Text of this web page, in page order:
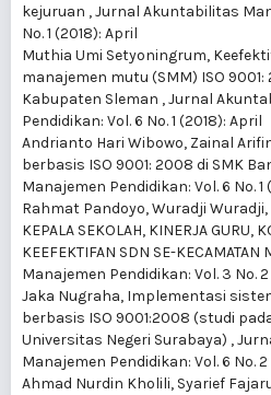
kejuruan ,Jurnal Akuntabilitas
No. 1 (2018): April
Muthia Umi Setyoningrum,
manajemen mutu (SMM) ISO 9001:
Kabupaten Sleman ,Jurnal
Pendidikan: Vol. 6 No. 1 (2018): April
Andrianto Hari Wibowo, Zainal
berbasis ISO 9001: 2008 di SMK
Manajemen Pendidikan: Vol. 6 No. 1
Rahmat Pandoyo, Wuradji Wuradji,
KEPALA SEKOLAH, KINERJA GURU,
KEEFEKTIFAN SDN SE-KECAMATAN
Manajemen Pendidikan: Vol. 3 No.
Jaka Nugraha, Implementasi
berbasis ISO 9001:2008 (studi
Universitas Negeri Surabaya) ,
Manajemen Pendidikan: Vol. 6 No.
Ahmad Nurdin Kholili, Syarief